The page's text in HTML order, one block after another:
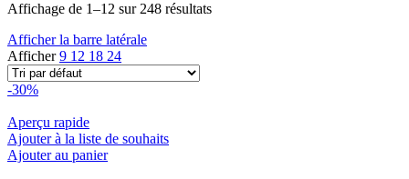
Affichage de 1–12 sur 248 résultats
Afficher la barre latérale
Afficher9 12 18 24
-30%
Aperçu rapide
Ajouter à la liste de souhaits
Ajouter au panier